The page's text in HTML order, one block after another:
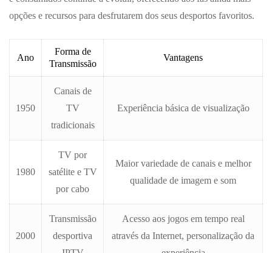
opções e recursos para desfrutarem dos seus desportos favoritos.
Ano
Forma de
Transmissão
Vantagens
1950
Canais de
TV
tradicionais
Experiência básica de visualização
1980
TV por
satélite e TV
por cabo
Maior variedade de canais e melhor
qualidade de imagem e som
2000
Transmissão
desportiva
Acesso aos jogos em tempo real
através da Internet, personalização da